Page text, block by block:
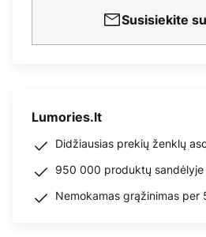
Susisiekite
Lumories.lt
Didžiausias prekių ženklų
950 000 produktų sandėlyje
Nemokamas grąžinimas per